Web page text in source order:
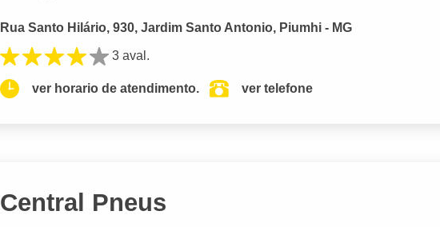
Rua Santo Hilário, 930, Jardim Santo Antonio, Piumhi - MG
3 aval.
ver horario de atendimento. ver telefone
Central Pneus